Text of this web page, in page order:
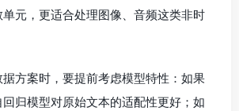
元，更适合处理图像、音频这类非时
方案时，要提前考虑模型特性：如果
归模型对原始文本的适配性更好；如